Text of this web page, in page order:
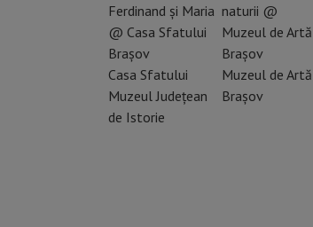
Ferdinand și Maria
@ Casa Sfatului
Brașov
Casa Sfatului
Muzeul Județean
de Istorie
naturii @
Muzeul de Artă
Brașov
Muzeul de Artă
Brașov